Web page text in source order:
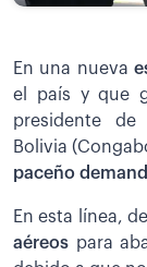
En una nueva
el país y que
presidente
Bolivia
paceño
En esta línea,
aéreos para